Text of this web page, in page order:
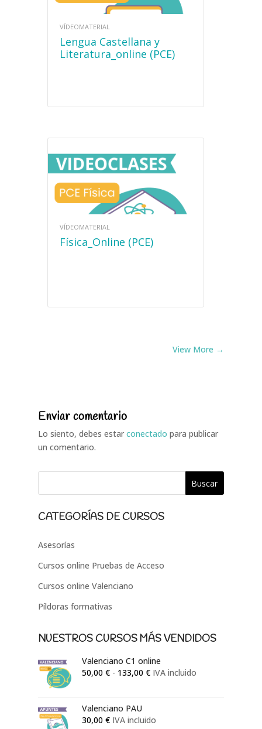
VÍDEOMATERIAL
Lengua Castellana y
Literatura_online (PCE)
VÍDEOMATERIAL
Física_Online (PCE)
View More →
Enviar comentario
Lo siento, debes estar conectado para publicar
un comentario.
CATEGORÍAS DE CURSOS
Asesorías
Cursos online Pruebas de Acceso
Cursos online Valenciano
Píldoras formativas
NUESTROS CURSOS MÁS VENDIDOS
Valenciano C1 online
50,00 € - 133,00 €Rango
50,00 €
IVA incluido
Valenciano PAU
30,00 € IVA incluido